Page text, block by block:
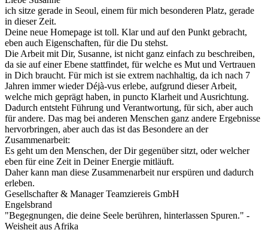
ich sitze gerade in Seoul, einem für mich besonderen Platz, gerade
in dieser Zeit.
Deine neue Homepage ist toll. Klar und auf den Punkt gebracht,
eben auch Eigenschaften, für die Du stehst.
Die Arbeit mit Dir, Susanne, ist nicht ganz einfach zu beschreiben,
da sie auf einer Ebene stattfindet, für welche es Mut und Vertrauen
in Dich braucht. Für mich ist sie extrem nachhaltig, da ich nach 7
Jahren immer wieder Déjà-vus erlebe, aufgrund dieser Arbeit,
welche mich geprägt haben, in puncto Klarheit und Ausrichtung.
Dadurch entsteht Führung und Verantwortung, für sich, aber auch
für andere. Das mag bei anderen Menschen ganz andere Ergebnisse
hervorbringen, aber auch das ist das Besondere an der
Zusammenarbeit:
Es geht um den Menschen, der Dir gegenüber sitzt, oder welcher
eben für eine Zeit in Deiner Energie mitläuft.
Daher kann man diese Zusammenarbeit nur erspüren und dadurch
erleben.
Gesellschafter & Manager Teamziereis GmbH
Engelsbrand
"Begegnungen, die deine Seele berühren, hinterlassen Spuren." -
Weisheit aus Afrika